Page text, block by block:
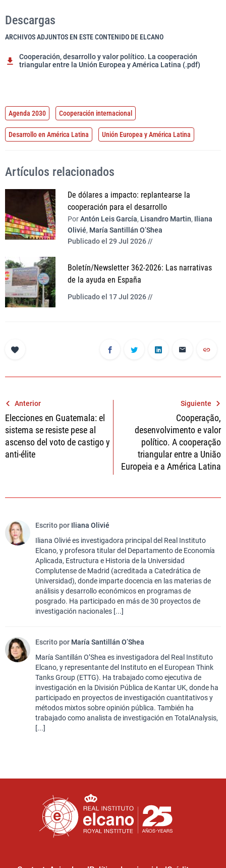
Descargas
ARCHIVOS ADJUNTOS EN ESTE CONTENIDO DE ELCANO
Cooperación, desarrollo y valor político. La cooperación
triangular entre la Unión Europea y América Latina (.pdf)
Agenda 2030 Cooperación internacional
Desarrollo en América Latina Unión Europea y América Latina
Artículos relacionados
De dólares a impacto: replantearse la
cooperación para el desarrollo
PorAntón Leis García, Lisandro Martin, Iliana
Olivié, María Santillán O’Shea
Publicado el 29 Jul 2026 //
Boletín/Newsletter 362-2026: Las narrativas
de la ayuda en España
Publicado el 17 Jul 2026 //
Navegación
de
entradas
Anterior
Elecciones en Guatemala: el
sistema se resiste pese al
ascenso del voto de castigo y
anti-élite
Siguiente
Cooperação,
desenvolvimento e valor
político. A cooperação
triangular entre a União
Europeia e a América Latina
Escrito por Iliana Olivié
Iliana Olivié es investigadora principal del Real Instituto
Elcano, y profesora titular del Departamento de Economía
Aplicada, Estructura e Historia de la Universidad
Complutense de Madrid (acreditada a Catedrática de
Universidad), donde imparte docencia en las materias de
análisis y desarrollo económicos en programas de
posgrado. Ha participado en más de 30 proyectos de
investigación nacionales [...]
Escrito por María Santillán O’Shea
María Santillán O’Shea es investigadora del Real Instituto
Elcano, y representante del Instituto en el European Think
Tanks Group (ETTG). Ha trabajado como ejecutiva de
investigación en la División Pública de Kantar UK, donde ha
participado en proyectos de investigación cuantitativos y
métodos mixtos sobre opinión pública. También ha
trabajado como analista de investigación en TotalAnalysis,
[...]